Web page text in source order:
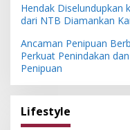
Hendak Diselundupkan
dari NTB Diamankan
Ancaman Penipuan
Perkuat Penindakan
Penipuan
Lifestyle